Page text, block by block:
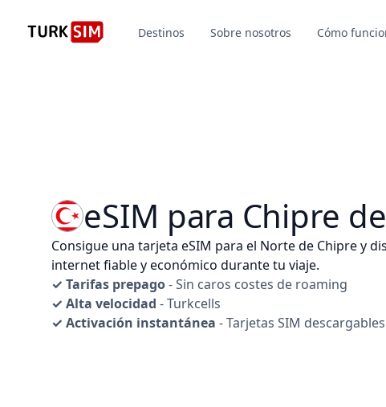
Destinos Sobre nosotros Cómo
eSIM para Chipre
Consigue una tarjeta eSIM para el Norte de Chipre y
internet fiable y económico durante tu viaje.
✓ Tarifas prepago- Sin caros costes de roaming
✓ Alta velocidad - Turkcells
✓ Activación instantánea - Tarjetas SIM descargables